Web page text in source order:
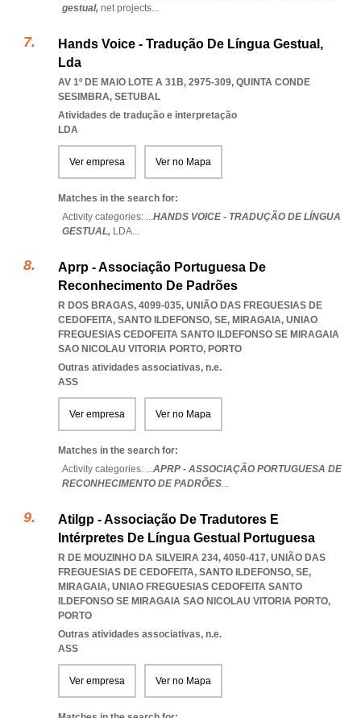
gestual, net projects...
Hands Voice - Tradução De Língua Gestual,
Lda
AV 1º DE MAIO LOTE A 31B, 2975-309, QUINTA CONDE
SESIMBRA, SETUBAL
Atividades de tradução e interpretação
LDA
Ver empresa Ver no Mapa
Matches in the search for:
Activity categories: ...HANDS VOICE - TRADUÇÃO DE LÍNGUA
GESTUAL, LDA...
Aprp - Associação Portuguesa De
Reconhecimento De Padrões
R DOS BRAGAS, 4099-035, UNIÃO DAS FREGUESIAS DE
CEDOFEITA, SANTO ILDEFONSO, SE, MIRAGAIA, UNIAO
FREGUESIAS CEDOFEITA SANTO ILDEFONSO SE MIRAGAIA
SAO NICOLAU VITORIA PORTO, PORTO
Outras atividades associativas, n.e.
ASS
Ver empresa Ver no Mapa
Matches in the search for:
Activity categories: ...APRP - ASSOCIAÇÃO PORTUGUESA DE
RECONHECIMENTO DE PADRÕES...
Atilgp - Associação De Tradutores E
Intérpretes De Língua Gestual Portuguesa
R DE MOUZINHO DA SILVEIRA 234, 4050-417, UNIÃO DAS
FREGUESIAS DE CEDOFEITA, SANTO ILDEFONSO, SE,
MIRAGAIA, UNIAO FREGUESIAS CEDOFEITA SANTO
ILDEFONSO SE MIRAGAIA SAO NICOLAU VITORIA PORTO,
PORTO
Outras atividades associativas, n.e.
ASS
Ver empresa Ver no Mapa